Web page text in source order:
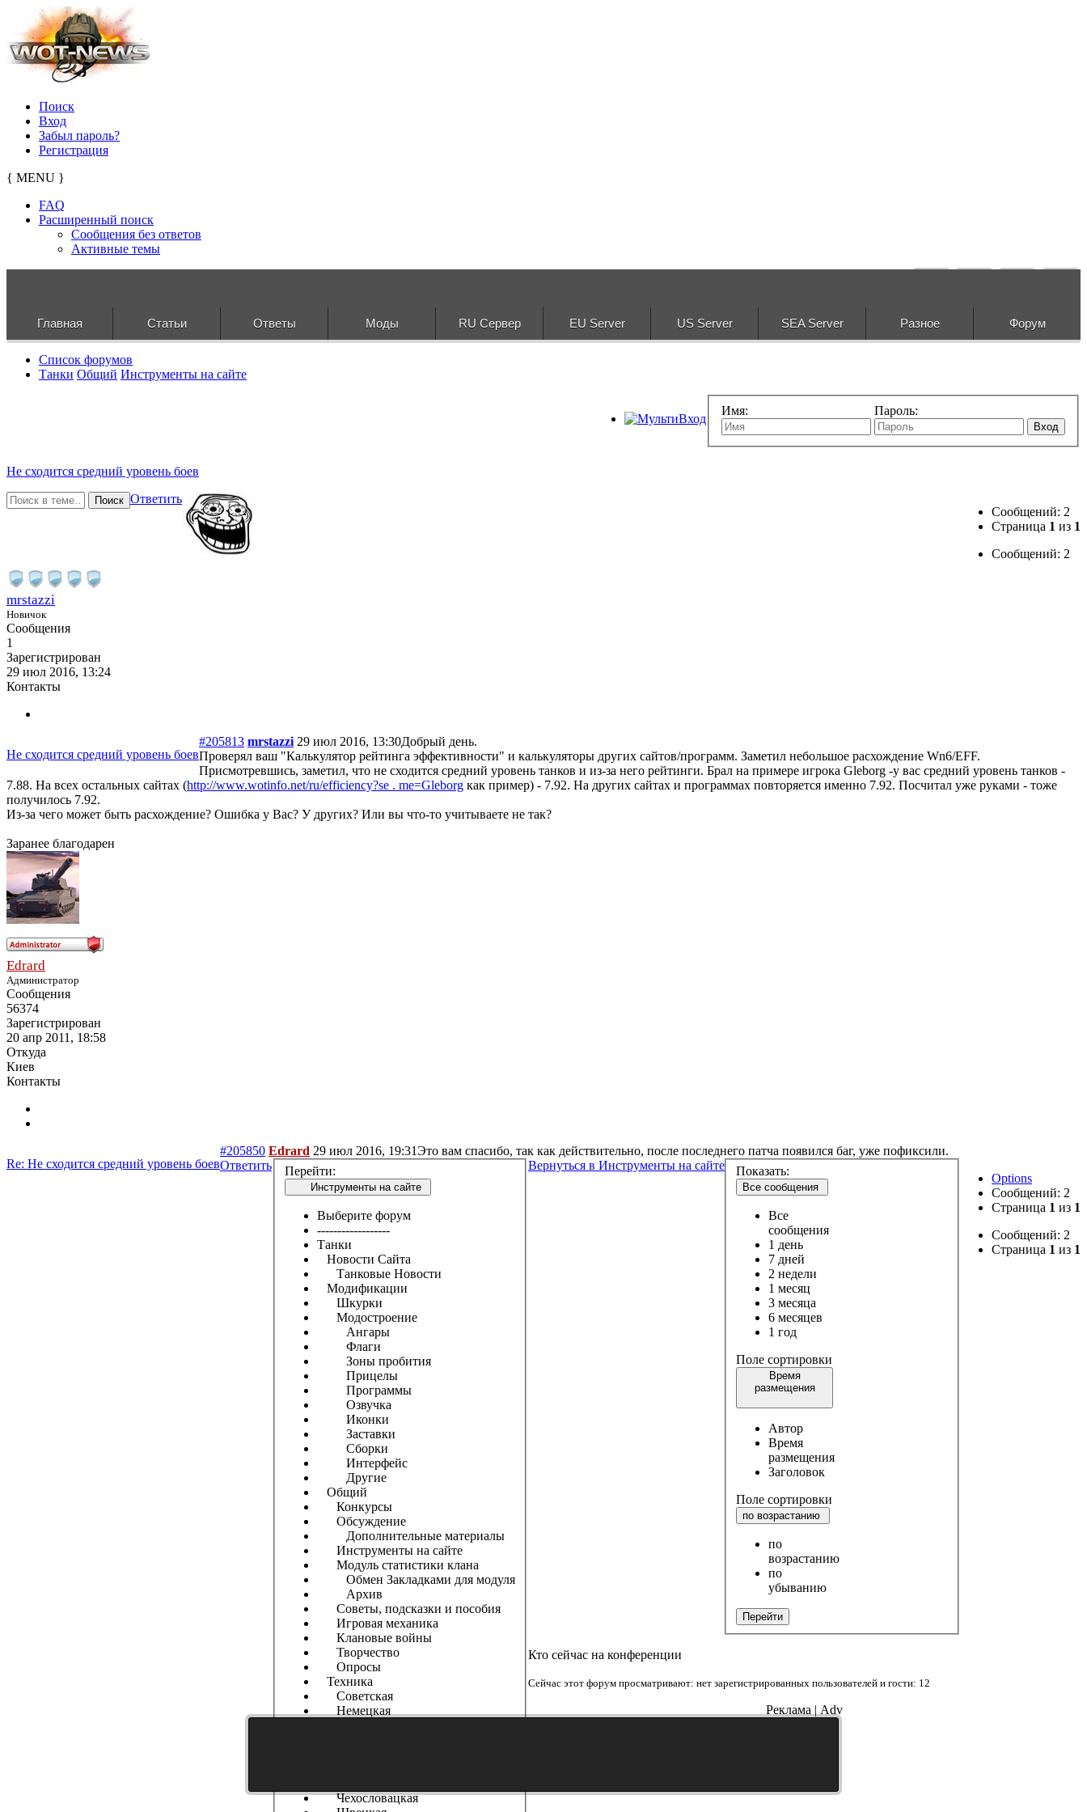
Поиск
Вход
Забыл пароль?
Регистрация
{ MENU }
FAQ
Расширенный поиск
Сообщения без ответов
Активные темы
Главная Статьи Ответы Моды RU Сервер EU Server US Server SEA Server Разное Форум
Список форумов
Танки Общий Инструменты на сайте
Имя: Пароль:
Вход
Не сходится средний уровень боев
Сообщений: 2
Страница 1 из 1
Сообщений: 2
Поиск Ответить
mrstazzi
Новичок
Сообщения
1
Зарегистрирован
29 июл 2016, 13:24
Контакты
Не сходится средний уровень боев
#205813 mrstazzi 29 июл 2016, 13:30Добрый день.
Проверял ваш "Калькулятор рейтинга эффективности" и калькуляторы других сайтов/программ. Заметил небольшое расхождение Wn6/EFF.
Присмотревшись, заметил, что не сходится средний уровень танков и из-за него рейтинги. Брал на примере игрока Gleborg -у вас средний уровень танков -
7.88. На всех остальных сайтах (http://www.wotinfo.net/ru/efficiency?se . me=Gleborg как пример) - 7.92. На других сайтах и программах повторяется именно 7.92. Посчитал уже руками - тоже
получилось 7.92.
Из-за чего может быть расхождение? Ошибка у Вас? У других? Или вы что-то учитываете не так?
Заранее благодарен
Edrard
Администратор
Сообщения
56374
Зарегистрирован
20 апр 2011, 18:58
Откуда
Киев
Контакты
Re: Не сходится средний уровень боев
#205850 Edrard 29 июл 2016, 19:31Это вам спасибо, так как действительно, после последнего патча появился баг, уже пофиксили.
Ответить
Options
Сообщений: 2
Страница 1 из 1
Сообщений: 2
Страница 1 из 1
Перейти:
Инструменты на сайте
Выберите форум
------------------
Танки
Новости Сайта
Танковые Новости
Модификации
Шкурки
Модостроение
Ангары
Флаги
Зоны пробития
Прицелы
Программы
Озвучка
Иконки
Заставки
Сборки
Интерфейс
Другие
Общий
Конкурсы
Обсуждение
Дополнительные материалы
Инструменты на сайте
Модуль статистики клана
Обмен Закладками для модуля
Архив
Советы, подсказки и пособия
Игровая механика
Клановые войны
Творчество
Опросы
Техника
Советская
Немецкая
Чехословацкая
Вернуться в Инструменты на сайте Показать:
Все сообщения
Все
сообщения
1 день
7 дней
2 недели
1 месяц
3 месяца
6 месяцев
1 год
Поле сортировки
Время
размещения
Автор
Время
размещения
Заголовок
Поле сортировки
по возрастанию
по
возрастанию
по
убыванию
Перейти
Кто сейчас на конференции
Сейчас этот форум просматривают: нет зарегистрированных пользователей и гости: 12
Реклама | Adv